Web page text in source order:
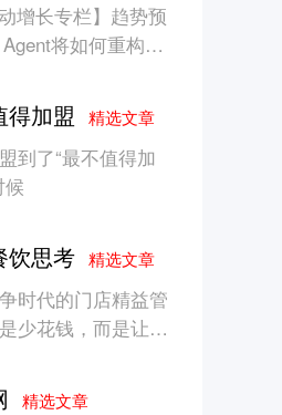
动增长专栏】趋势预
将如何重构消
得加盟精选文章
到了“最不值得加
候
饮思考精选文章
时代的门店精益管
少花钱，而是让每
精选文章